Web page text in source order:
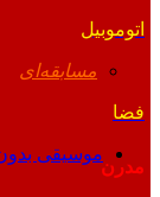
اتوموبیل
مسابقه‌ای
فضا
موسیقی
مدرن